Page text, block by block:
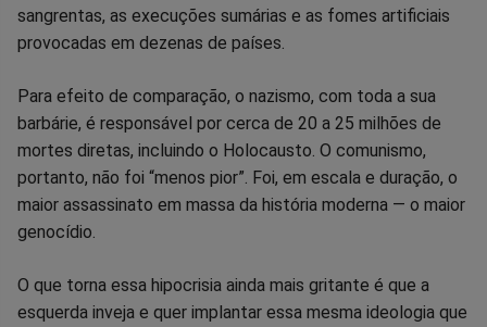
sangrentas, as execuções sumárias e as fomes artificiais
provocadas em dezenas de países.
Para efeito de comparação, o nazismo, com toda a sua
barbárie, é responsável por cerca de 20 a 25 milhões de
mortes diretas, incluindo o Holocausto. O comunismo,
portanto, não foi “menos pior”. Foi, em escala e duração, o
maior assassinato em massa da história moderna — o maior
genocídio.
O que torna essa hipocrisia ainda mais gritante é que a
esquerda inveja e quer implantar essa mesma ideologia que